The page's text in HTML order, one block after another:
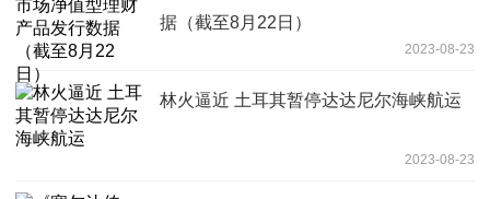
据（截至8月22日）
2023-08-23
林火逼近 土耳其暂停达达尼尔海峡航运
2023-08-23